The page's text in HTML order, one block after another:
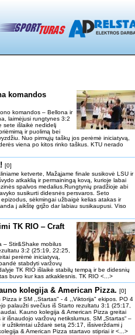
komandos
komandos – Bellona ir
laimėjusi rungtynes 3:2
sete išlaikė nedidelį
ir puolimą bei
Nuo pirmųjų taškų jos perėmė iniciatyvą,
viena po kitos rinko taškus. KTU nerado
[0]
ketverte, Mažąjame finale susikovė LSU ir
atkaklią ir permainingą kovą, kurioje labai
spalvos medalius.Rungtynių pradžioje abi
susikurti didesnės persvaros. Seto
sėkmingai užbaigė kelias atakas ir
į aikštę grįžo dar labiau susikaupusi. Viso
TK RIO ‒ Craft
‒ Stir&Shake mobilus
3:2 (25:19, 22:25,
perėmė iniciatyvą,
stabdyti varžovų
TK RIO išlaikė stabilų tempą ir be didesnių
buvo kur kas atkaklesnis. TK RIO <...>
kolegija & American Pizza. [0]
ir SM ,,Startas" - 4 ,,Viktorija" ekipos. PO 4
palaužti svečius iš Starto rezultatu 3:1 (25:17,
Kauno kolegija & American Pizza greitai
išnaudojo varžovų netikslumus. SM „Startas“ –
užtikrintai uždarė setą 25:17, išsiverždami į
& American Pizza startavo stipriai ir <...>